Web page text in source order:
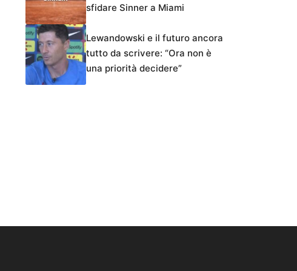
sfidare Sinner a Miami
Lewandowski e il futuro ancora
tutto da scrivere: “Ora non è
una priorità decidere”